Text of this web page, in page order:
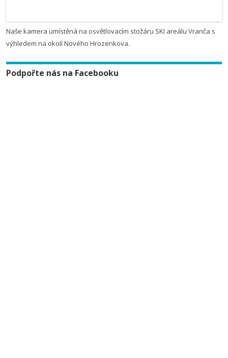
Naše kamera umístěná na osvětlovacím stožáru SKI areálu Vranča s
výhledem na okolí Nového Hrozenkova.
Podpořte nás na Facebooku